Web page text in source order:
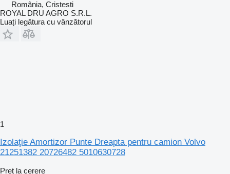
România, Cristesti
ROYAL DRU AGRO S.R.L.
Luați legătura cu vânzătorul
1
Izolaţie Amortizor Punte Dreapta pentru camion Volvo
21251382 20726482 5010630728
Preț la cerere